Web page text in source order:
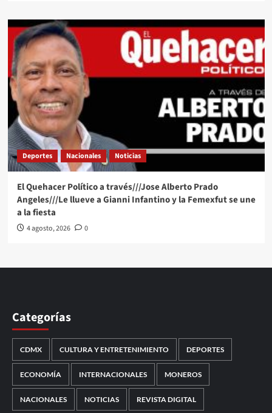
Deportes Nacionales Noticias
El Quehacer Político a través///Jose Alberto Prado
Angeles///Le llueve a Gianni Infantino y la Femexfut se une
a la fiesta
4 agosto, 2026 0
Categorías
CDMX CULTURA Y ENTRETENIMIENTO DEPORTES
ECONOMÍA INTERNACIONALES MONEROS
NACIONALES NOTICIAS REVISTA DIGITAL